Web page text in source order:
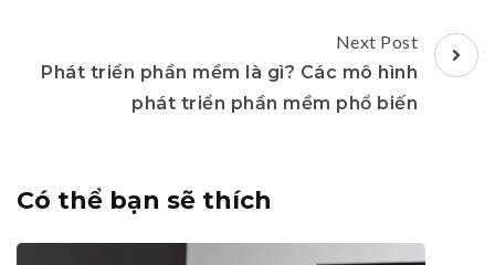
Next Post
Phát triển phần mềm là gì? Các mô hình
phát triển phần mềm phổ biến
Có thể bạn sẽ thích